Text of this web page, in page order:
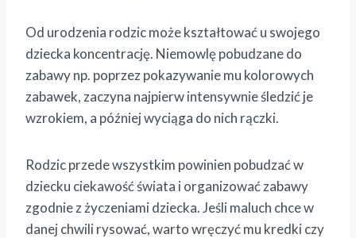
Od urodzenia rodzic może kształtować u swojego
dziecka koncentrację. Niemowlę pobudzane do
zabawy np. poprzez pokazywanie mu kolorowych
zabawek, zaczyna najpierw intensywnie śledzić je
wzrokiem, a później wyciąga do nich rączki.
Rodzic przede wszystkim powinien pobudzać w
dziecku ciekawość świata i organizować zabawy
zgodnie z życzeniami dziecka. Jeśli maluch chce w
danej chwili rysować, warto wręczyć mu kredki czy